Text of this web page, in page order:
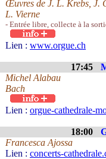
Œuvres de J. L. Krebs, J.
L. Vierne
- Entrée libre, collecte à la
Lien : www.orgue.ch
17:45
Michel Alabau
Bach
Lien : orgue-cathedrale-
18:00
Francesca Ajossa
Lien : concerts-